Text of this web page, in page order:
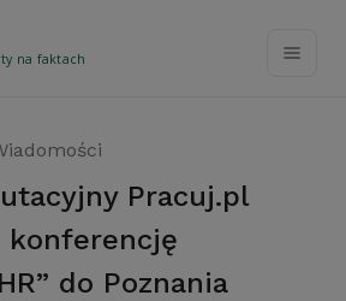
na faktach
konferencję
do Poznania